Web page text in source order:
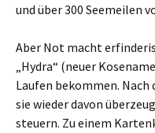
und über 300 Seemeilen
Aber Not macht
„Hydra“ (neuer
Laufen bekommen.
sie wieder davon
steuern. Zu einem